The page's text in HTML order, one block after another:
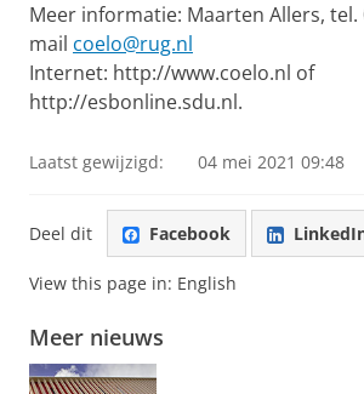
Meer informatie: Maarten Allers, tel.
mail coelo@rug.nl
Internet: http://www.coelo.nl of
http://esbonline.sdu.nl.
Laatst gewijzigd: 04 mei 2021 09:48
Deel dit Facebook
View this page in: English
Meer nieuws